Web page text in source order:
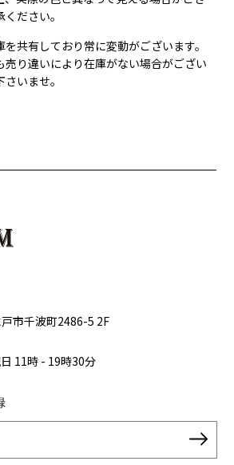
ださい。
共有しており常に変動がございます。
売り違いにより在庫がない場合がござい
いませ。
市千波町2486-5 2F
11時 - 19時30分